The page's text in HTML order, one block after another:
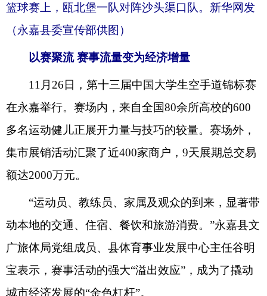
篮球赛上，瓯北堡一队对阵沙头渠口队。新华网发
（永嘉县委宣传部供图）
以赛聚流 赛事流量变为经济增量
11月26日，第十三届中国大学生空手道锦标赛
在永嘉举行。赛场内，来自全国80余所高校的600
多名运动健儿正展开力量与技巧的较量。赛场外，
集市展销活动汇聚了近400家商户，9天展期总交易
额达2000万元。
“运动员、教练员、家属及观众的到来，显著带
动本地的交通、住宿、餐饮和旅游消费。”永嘉县文
广旅体局党组成员、县体育事业发展中心主任谷明
宝表示，赛事活动的强大“溢出效应”，成为了撬动
城市经济发展的“金色杠杆”。